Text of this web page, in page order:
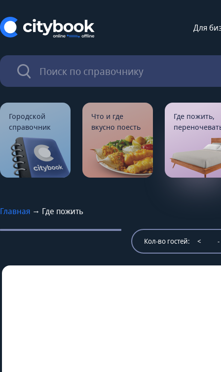
Для
Городской
справочник
Что и где
вкусно поесть
Где пожить,
Главная → Где пожить
Кол-во гостей: < -